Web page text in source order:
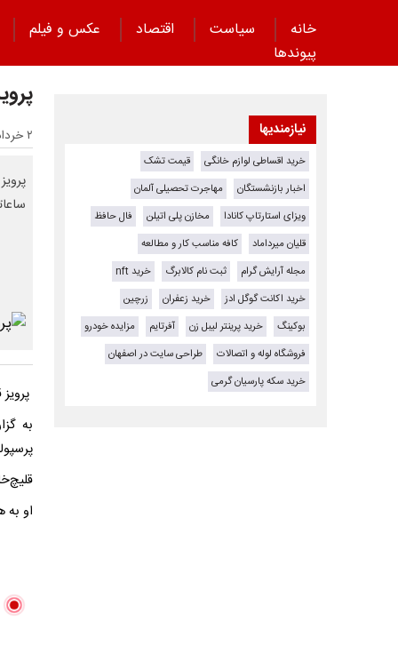
خانه سیاست اقتصاد عکس و فیلم
پیوند‌ها
۲ خرداد ۱۴۰۵ - ۱۸:۱۰
به
قلیچ‌خانی متولد ۱۳۲۴ بود و
او به
نیازمندیها
خرید اقساطی لوازم خانگی
قیمت تشک
اخبار بازنشستگان
مهاجرت تحصیلی آلمان
ویزای استارتاپ کانادا
مخازن پلی اتیلن
فال حافظ
قلیان میرداماد
کافه مناسب کار و مطالعه
مجله آرایش گرام
ثبت نام کالابرگ
خرید nft
خرید اکانت گوگل ادز
خرید زعفران
زرچین
بوکینگ
خرید پرینتر لیبل زن آفرتایم
مزایده خودرو
فروشگاه لوله و اتصالات
طراحی سایت در اصفهان
خرید سکه پارسیان گرمی